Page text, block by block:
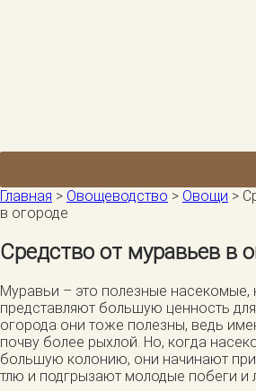
Главная > Овощеводство > Овощи >
в огороде
Средство от муравьев в
Муравьи – это полезные насекомые,
представляют большую ценность
огорода они тоже полезны, ведь
почву более рыхлой. Но, когда
большую колонию, они начинают
тлю и подгрызают молодые побеги и